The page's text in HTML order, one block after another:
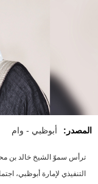
المصدر: أبوظبي - وام
ترأس سموّ الشيخ خالد بن
التنفيذي لإمارة أبوظبي،